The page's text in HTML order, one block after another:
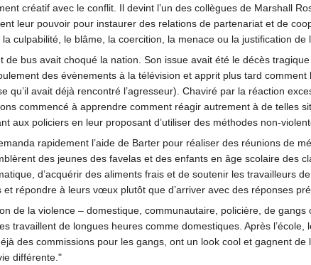
créatif avec le conflit. Il devint l’un des collègues de Marshall
leur pouvoir pour instaurer des relations de partenariat et de
culpabilité, le blâme, la coercition, la menace ou la justification de
de bus avait choqué la nation. Son issue avait été le décès
des évènements à la télévision et apprit plus tard
qu’il avait déjà rencontré l’agresseur). Chaviré par la réaction
commencé à apprendre comment réagir autrement à de telles
aux policiers en leur proposant d’utiliser des méthodes non-
rapidement l’aide de Barter pour réaliser des réunions de
des jeunes des favelas et des enfants en âge scolaire des
d’acquérir des aliments frais et de soutenir les travailleurs
répondre à leurs vœux plutôt que d’arriver avec des réponses
de la violence – domestique, communautaire, policière, de
travaillent de longues heures comme domestiques. Après
des commissions pour les gangs, ont un look cool et gagnent
différente."